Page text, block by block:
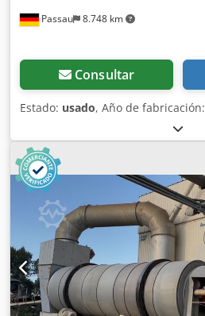
Passau 8.748 km
Consultar
Estado: usado, Año de fabricación: